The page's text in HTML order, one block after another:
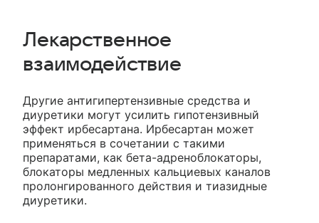
Лекарственное
взаимодействие
Другие антигипертензивные средства и
диуретики могут усилить гипотензивный
эффект ирбесартана. Ирбесартан может
применяться в сочетании с такими
препаратами, как бета-адреноблокаторы,
блокаторы медленных кальциевых каналов
пролонгированного действия и тиазидные
диуретики.